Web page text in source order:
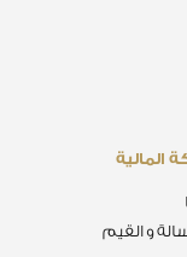
المالية
و القيم